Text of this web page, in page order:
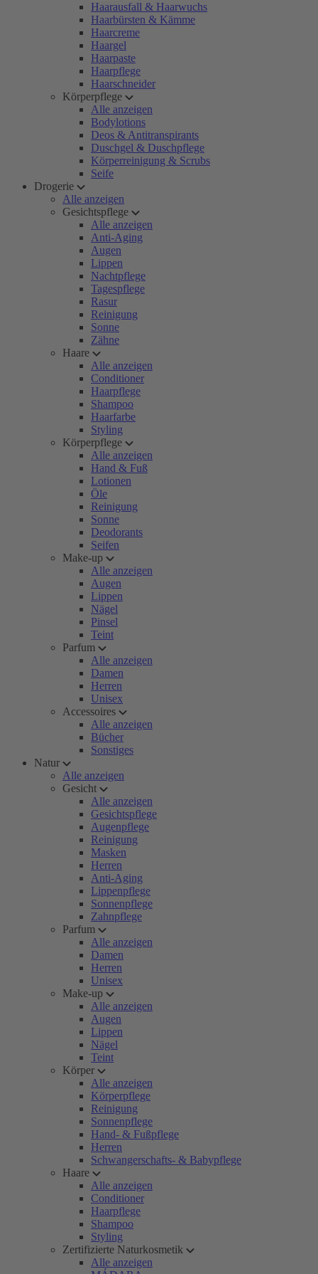
Haarausfall & Haarwuchs
Haarbürsten & Kämme
Haarcreme
Haargel
Haarpaste
Haarpflege
Haarschneider
Körperpflege
Alle anzeigen
Bodylotions
Deos & Antitranspirants
Duschgel & Duschpflege
Körperreinigung & Scrubs
Seife
Drogerie
Alle anzeigen
Gesichtspflege
Alle anzeigen
Anti-Aging
Augen
Lippen
Nachtpflege
Tagespflege
Rasur
Reinigung
Sonne
Zähne
Haare
Alle anzeigen
Conditioner
Haarpflege
Shampoo
Haarfarbe
Styling
Körperpflege
Alle anzeigen
Hand & Fuß
Lotionen
Öle
Reinigung
Sonne
Deodorants
Seifen
Make-up
Alle anzeigen
Augen
Lippen
Nägel
Pinsel
Teint
Parfum
Alle anzeigen
Damen
Herren
Unisex
Accessoires
Alle anzeigen
Bücher
Sonstiges
Natur
Alle anzeigen
Gesicht
Alle anzeigen
Gesichtspflege
Augenpflege
Reinigung
Masken
Herren
Anti-Aging
Lippenpflege
Sonnenpflege
Zahnpflege
Parfum
Alle anzeigen
Damen
Herren
Unisex
Make-up
Alle anzeigen
Augen
Lippen
Nägel
Teint
Körper
Alle anzeigen
Körperpflege
Reinigung
Sonnenpflege
Hand- & Fußpflege
Herren
Schwangerschafts- & Babypflege
Haare
Alle anzeigen
Conditioner
Haarpflege
Shampoo
Styling
Zertifizierte Naturkosmetik
Alle anzeigen